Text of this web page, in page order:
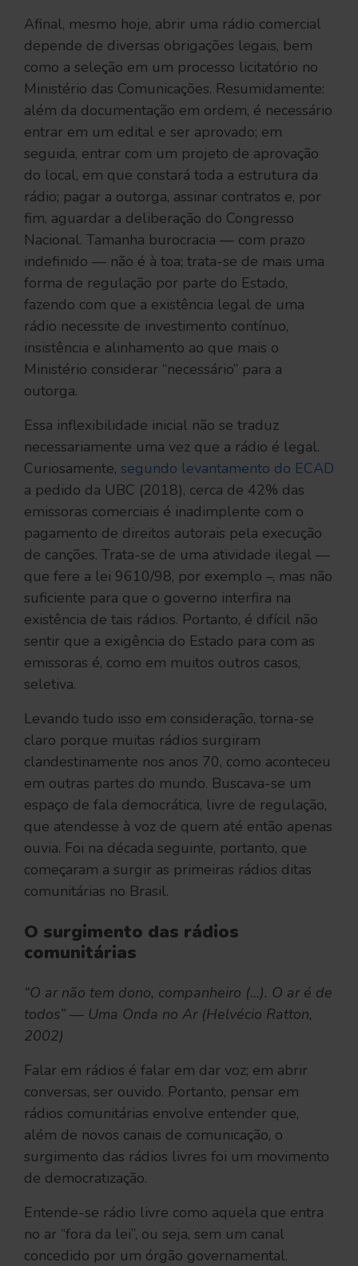
Afinal, mesmo hoje, abrir uma rádio comercial
depende de diversas obrigações legais, bem
como a seleção em um processo licitatório no
Ministério das Comunicações. Resumidamente:
além da documentação em ordem, é necessário
entrar em um edital e ser aprovado; em
seguida, entrar com um projeto de aprovação
do local, em que constará toda a estrutura da
rádio; pagar a outorga, assinar contratos e, por
fim, aguardar a deliberação do Congresso
Nacional. Tamanha burocracia — com prazo
indefinido — não é à toa; trata-se de mais uma
forma de regulação por parte do Estado,
fazendo com que a existência legal de uma
rádio necessite de investimento contínuo,
insistência e alinhamento ao que mais o
Ministério considerar “necessário” para a
outorga.
Essa inflexibilidade inicial não se traduz
necessariamente uma vez que a rádio é legal.
Curiosamente, segundo levantamento do ECAD
a pedido da UBC (2018), cerca de 42% das
emissoras comerciais é inadimplente com o
pagamento de direitos autorais pela execução
de canções. Trata-se de uma atividade ilegal —
que fere a lei 9610/98, por exemplo –, mas não
suficiente para que o governo interfira na
existência de tais rádios. Portanto, é difícil não
sentir que a exigência do Estado para com as
emissoras é, como em muitos outros casos,
seletiva.
Levando tudo isso em consideração, torna-se
claro porque muitas rádios surgiram
clandestinamente nos anos 70, como aconteceu
em outras partes do mundo. Buscava-se um
espaço de fala democrática, livre de regulação,
que atendesse à voz de quem até então apenas
ouvia. Foi na década seguinte, portanto, que
começaram a surgir as primeiras rádios ditas
comunitárias no Brasil.
O surgimento das rádios
comunitárias
“O ar não tem dono, companheiro (…). O ar é de
todos” — Uma Onda no Ar (Helvécio Ratton,
2002)
Falar em rádios é falar em dar voz; em abrir
conversas, ser ouvido. Portanto, pensar em
rádios comunitárias envolve entender que,
além de novos canais de comunicação, o
surgimento das rádios livres foi um movimento
de democratização.
Entende-se rádio livre como aquela que entra
no ar “fora da lei”, ou seja, sem um canal
concedido por um órgão governamental.